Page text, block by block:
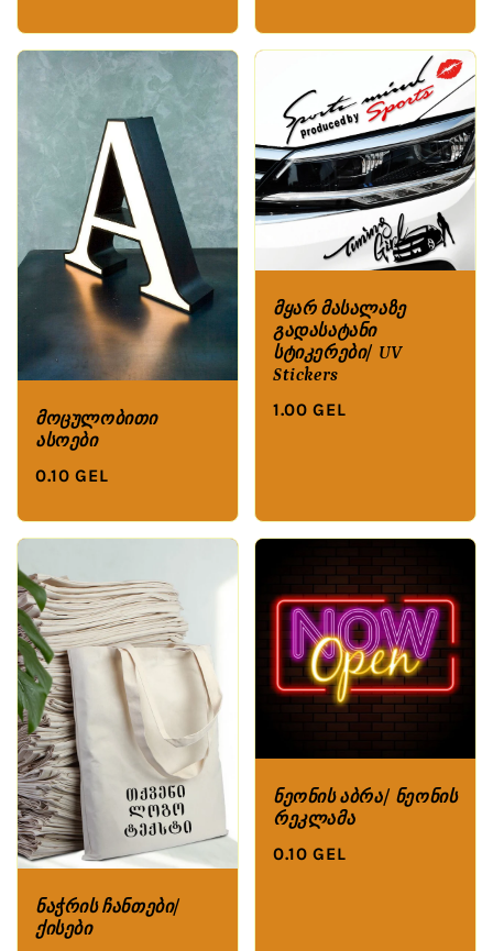
მოცულობითი
ასოები
0.10 GEL
მყარ მასალაზე
გადასატანი
სტიკერები/ UV
Stickers
1.00 GEL
ნაჭრის ჩანთები/
ქისები
ნეონის აბრა/ ნეონის
რეკლამა
0.10 GEL